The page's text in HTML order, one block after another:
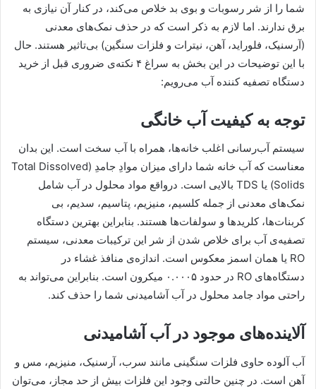
شما را از شر رسوبات و بوی بد خلاص می‌کند، در کنار آن نیازی به
برق ندارند. اما لازم به ذکر است که در حذف نمک‌های معدنی
(آرسنیک، فلوراید، آهن، نیترات و فلزات سنگین) بی‌تاثیر هستند. حال
با این توضیحات در این بخش به سراغ ۴ نکته‌ی ضروری قبل از خرید
دستگاه تصفیه کننده آب می‌رویم:
توجه به کیفیت آب خانگی
سیستم آب‌رسانی اغلب خانه‌ها، همراه با آب سخت است. این بدان
معناست که آب خانه شما دارای میزان موادِ جامدِ (Total Dissolved
Solids) یا TDS بالایی است. درواقع مواد محلول در آب شامل
نمک‌های معدنی از جمله کلسیم، منیزیم، پتاسیم، سدیم، بی
کربنات‌ها، کلریدها و سولفات‌ها هستند. بنابراین بهترین دستگاه
تصفیه‌ی آب برای خلاص شدن از شر این ترکیبات معدنی، سیستم
RO یا همان اسمز معکوس است. اندازه‌ی منافذ غشاء در
دستگاه‌های RO در حدود ۰.۰۰۰۵ میکرون است. بنابراین می‌تواند به
راحتی مواد جامد محلول در آب آشامیدنی شما را حذف کند.
آلاینده‌های موجود در آب آشامیدنی
آب آلوده حاوی فلزات سنگینی مانند سرب، آرسنیک، منیزیم، مس و
آهن است. در چنین حالتی وجود این فلزات بیش از حد مجاز، می‌توان